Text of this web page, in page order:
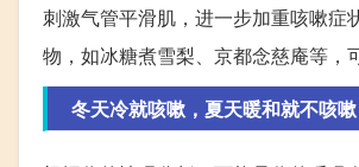
刺激气管平滑肌，进一步加重咳嗽症
物，如冰糖煮雪梨、京都念慈庵等，
冬天冷就咳嗽，夏天暖和就不咳嗽